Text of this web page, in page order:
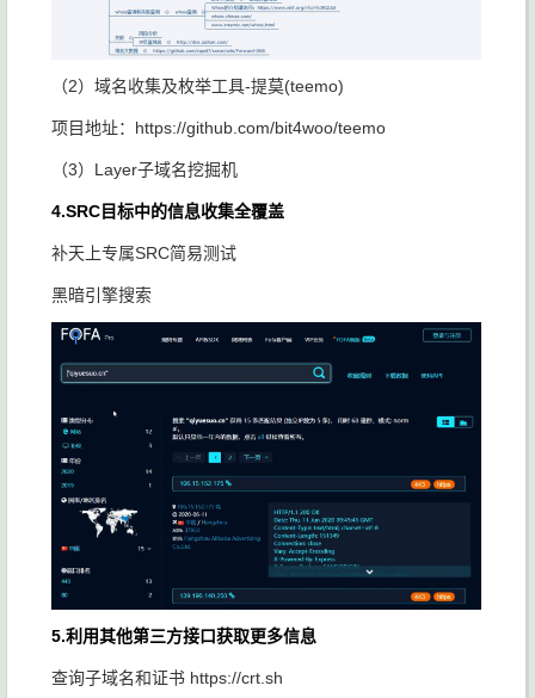
（2）域名收集及枚举工具-提莫(teemo)
项目地址：https://github.com/bit4woo/teemo
（3）Layer子域名挖掘机
4.SRC目标中的信息收集全覆盖
补天上专属SRC简易测试
黑暗引擎搜索
5.利用其他第三方接口获取更多信息
查询子域名和证书 https://crt.sh